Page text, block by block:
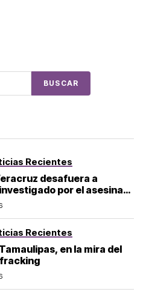
BUSCAR
Recientes
desafuera a
por el asesinato
Guzmán
Recientes
en la mira del